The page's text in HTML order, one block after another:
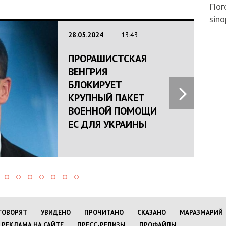
28.05.2024 13:43
ПРОРАШИСТСКАЯ
ВЕНГРИЯ
БЛОКИРУЕТ
КРУПНЫЙ ПАКЕТ
ВОЕННОЙ ПОМОЩИ
ЕС ДЛЯ УКРАИНЫ
УВИДЕНО ПРОЧИТАНО СКАЗАНО МАРАЗМАРИЙ